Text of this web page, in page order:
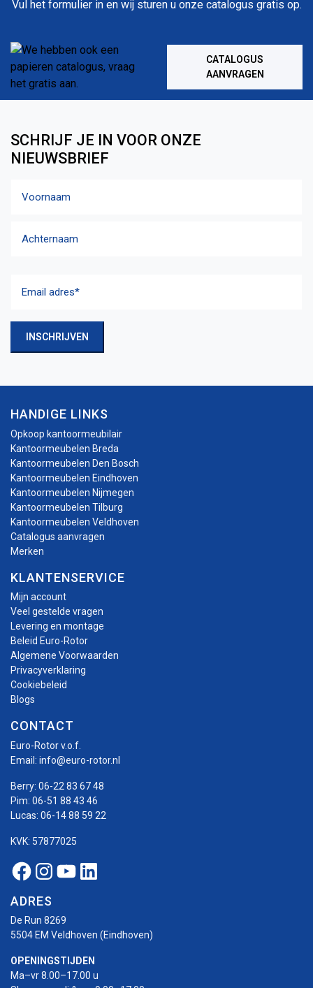
Vul het formulier in en wij sturen u onze catalogus gratis op.
CATALOGUS
AANVRAGEN
SCHRIJF JE IN VOOR ONZE
NIEUWSBRIEF
adres(Vereist)
INSCHRIJVEN
HANDIGE LINKS
Opkoop kantoormeubilair
Kantoormeubelen Breda
Kantoormeubelen Den Bosch
Kantoormeubelen Eindhoven
Kantoormeubelen Nijmegen
Kantoormeubelen Tilburg
Kantoormeubelen Veldhoven
Catalogus aanvragen
Merken
KLANTENSERVICE
Mijn account
Veel gestelde vragen
Levering en montage
Beleid Euro-Rotor
Algemene Voorwaarden
Privacyverklaring
Cookiebeleid
Blogs
CONTACT
Euro-Rotor v.o.f.
Email: info@euro-rotor.nl
Berry: 06-22 83 67 48
Pim: 06-51 88 43 46
Lucas: 06-14 88 59 22
KVK: 57877025
Facebook Euro-rotor
Instagram Euro-rotor
Youtube Euro-rotor
Linkedin Euro-rotor
ADRES
De Run 8269
5504 EM Veldhoven (Eindhoven)
OPENINGSTIJDEN
Ma–vr 8.00–17.00 u